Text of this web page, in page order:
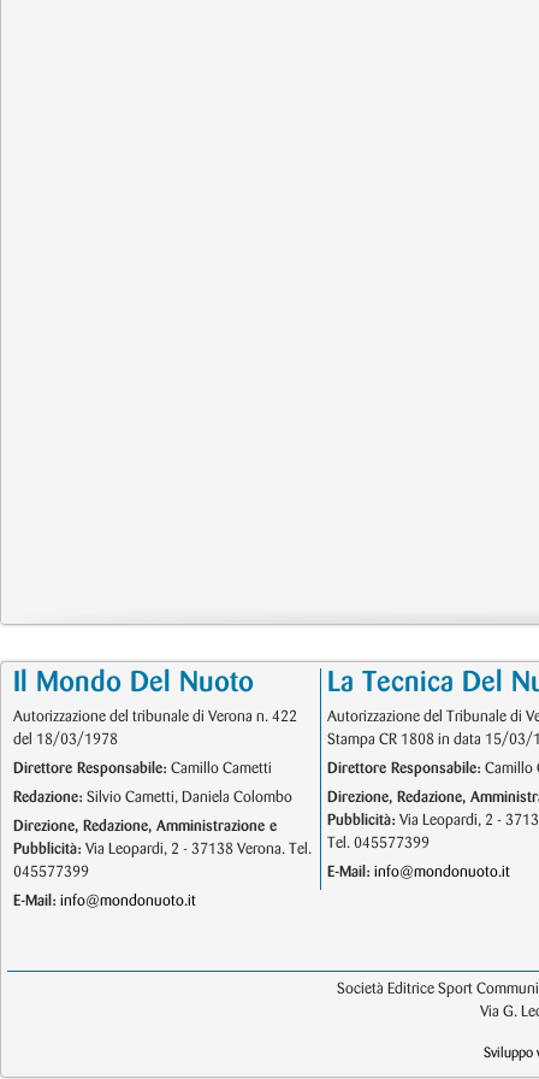
Il Mondo Del Nuoto
Autorizzazione del tribunale di Verona n. 422
del 18/03/1978
Direttore Responsabile: Camillo Cametti
Redazione: Silvio Cametti, Daniela Colombo
Direzione, Redazione, Amministrazione e
Pubblicità: Via Leopardi, 2 - 37138 Verona. Tel.
045577399
E-Mail: info@mondonuoto.it
La Tecnica Del
Autorizzazione del Tribunale di
Stampa CR 1808 in data 15/03/
Direttore Responsabile: Camillo
Direzione, Redazione,
Pubblicità: Via Leopardi, 2 -
Tel. 045577399
E-Mail: info@mondonuoto.it
Società Editrice Sport
Via G.
Sviluppo